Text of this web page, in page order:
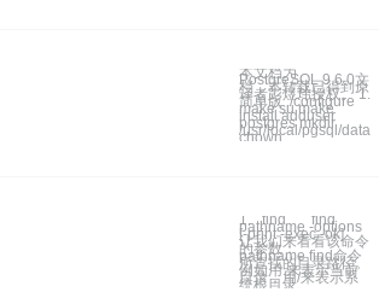
本文档为
PostgreSQL 9.6.0文
档，本转载已得到原
译者彭煜玮授权。 1.
简单版 ./configure
make su make
install adduser
postgres mkdir
/usr/local/pgsql/data
chown
1. find find
pathname -options
[-print -exec -ok]
让我们来看看该命令
的参数：
pathname find命令
所查找的目录路径。
例如用.来表示当前
目录，用/来表示系
统根目录